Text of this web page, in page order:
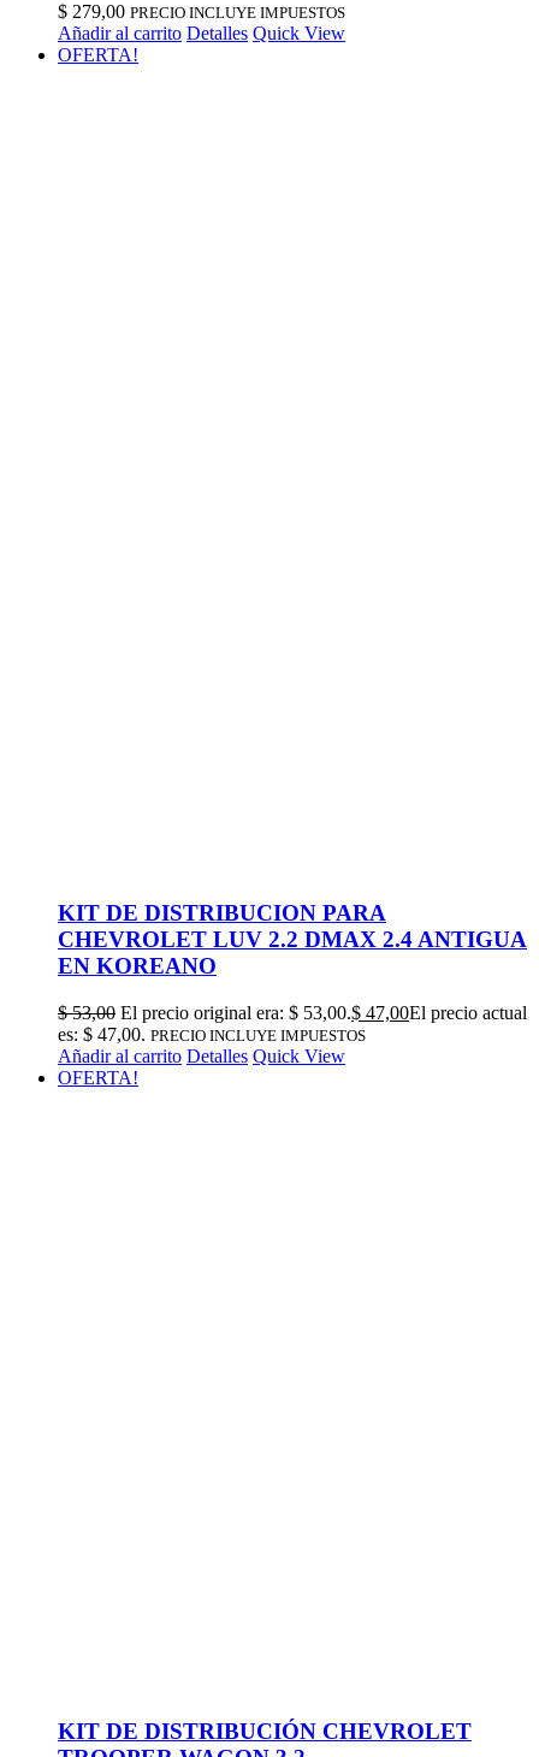
$ 279,00 PRECIO INCLUYE IMPUESTOS
Añadir al carrito Detalles Quick View
OFERTA!
KIT DE DISTRIBUCION PARA
CHEVROLET LUV 2.2 DMAX 2.4 ANTIGUA
EN KOREANO
$53,00 El precio original era: $ 53,00.$ 47,00El precio actual
es: $ 47,00. PRECIO INCLUYE IMPUESTOS
Añadir al carrito Detalles Quick View
OFERTA!
KIT DE DISTRIBUCIÓN CHEVROLET